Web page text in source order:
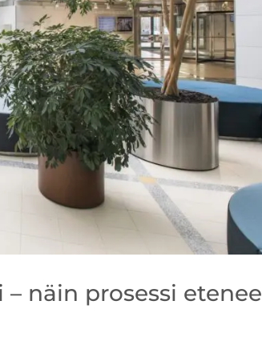
näin prosessi etenee